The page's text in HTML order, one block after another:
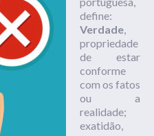
define:
Verdade,
propriedade
de estar
conforme
com os fatos
ou a
realidade;
exatidão,